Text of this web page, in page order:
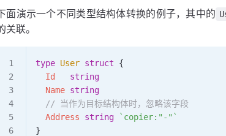
面演示一个不同类型结构体转换的例子，其中的
关联。
type User struct {
  Id
   string
  Name
string
  // 当作为目标结构体时，忽略该字段
  Address
string `copier:"-"`
}